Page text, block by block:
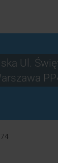
przesyłki
Ul.